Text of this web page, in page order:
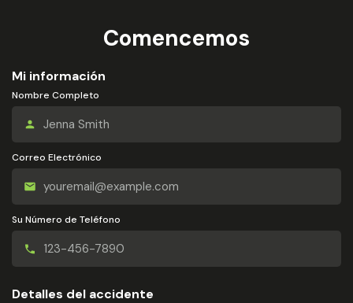
Comencemos
Mi información
Nombre Completo
Correo Electrónico
Su Número de Teléfono
Detalles del accidente